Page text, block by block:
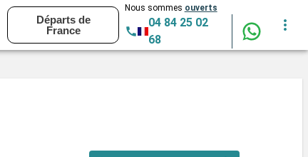
Départs de
France
Nous sommes ouverts
04 84 25 02
68